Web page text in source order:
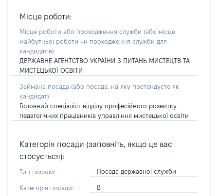
Місце роботи:
Місце роботи або проходження служби (або місце
майбутньої роботи чи проходження служби для
кандидатів):
ДЕРЖАВНЕ АГЕНТСТВО УКРАЇНИ З ПИТАНЬ МИСТЕЦТВ ТА
МИСТЕЦЬКОЇ ОСВІТИ
Займана посада (або посада, на яку претендуєте як
кандидат):
Головний спеціаліст відділу професійного розвитку
педагогічних працівників управління мистецької освіти
Категорія посади (заповніть, якщо це вас
стосується):
Тип посади: Посада державної служби
Категорія посади: В